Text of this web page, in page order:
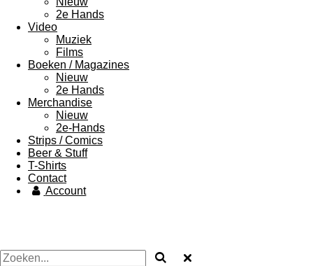
2e Hands
Video
Muziek
Films
Boeken / Magazines
Nieuw
2e Hands
Merchandise
Nieuw
2e-Hands
Strips / Comics
Beer & Stuff
T-Shirts
Contact
Account